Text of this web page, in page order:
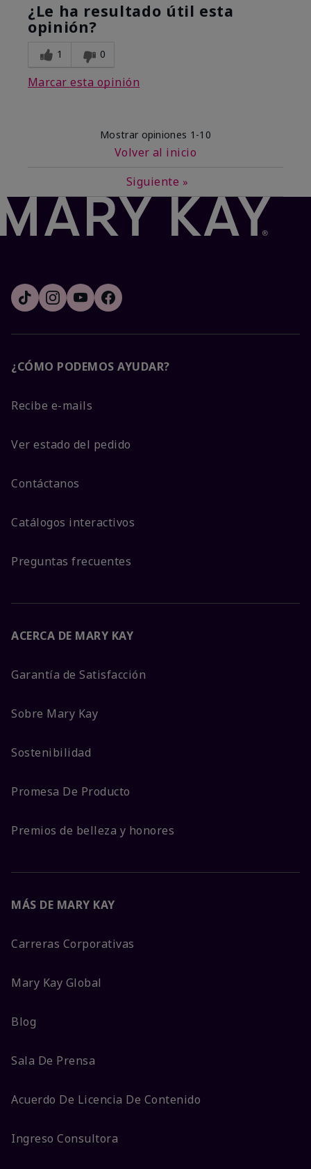
¿Le ha resultado útil esta
opinión?
1 0
Marcar esta opinión
Mostrar opiniones 1-10
Volver al inicio
Siguiente »
¿CÓMO PODEMOS AYUDAR?
Recibe e-mails
Ver estado del pedido
Contáctanos
Catálogos interactivos
Preguntas frecuentes
ACERCA DE MARY KAY
Garantía de Satisfacción
Sobre Mary Kay
Sostenibilidad
Promesa De Producto
Premios de belleza y honores
MÁS DE MARY KAY
Carreras Corporativas
Mary Kay Global
Blog
Sala De Prensa
Acuerdo De Licencia De Contenido
Ingreso Consultora